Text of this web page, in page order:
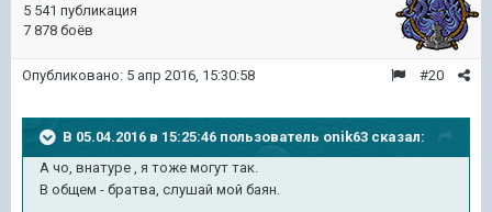
5 541 публикация
7 878 боёв
#20
Опубликовано: 5 апр 2016, 15:30:58
В 05.04.2016 в 15:25:46 пользователь onik63 сказал:
А чо, внатуре , я тоже могут так.
В общем - братва, слушай мой баян.